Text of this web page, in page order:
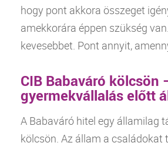
hogy pont akkora összeget
amekkorára éppen szükség
kevesebbet. Pont annyit,
CIB Babaváró kölcsön
gyermekvállalás előtt
A Babaváró hitel egy államilag
kölcsön. Az állam a családokat